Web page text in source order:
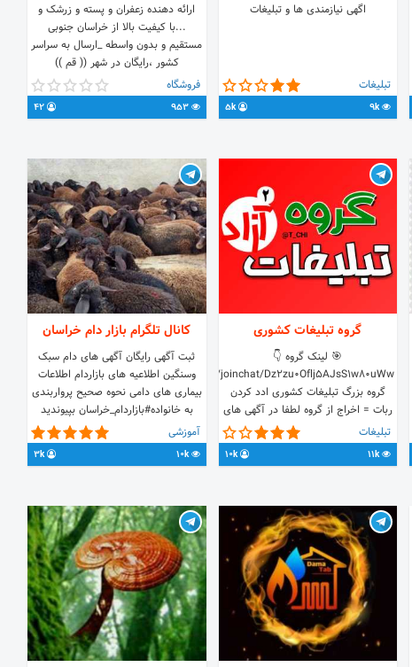
اگهی نیازمندی ها و تبلیغات
تبلیغات
9k
5k
ارائه دهنده زعفران و پسته و زرشک و
...با کیفیت بالا از خراسان جنوبی
مستقیم و بدون واسطه _ارسال به سراسر
کشور ،رایگان در شهر (( قم ))
@khatoongoltrade :سفارش
فروشگاه
953
42
گروه تبلیغات کشوری
🎯 لینک گروه 👇
https://t.me/joinchat/Dz2zu0Oflj5AJsS1w80uWw
گروه بزرگ تبلیغات کشوری ادد کردن
ربات = اخراج از گروه لطفا در آگهی های
دیگران دخالت نفرمائید
تبلیغات
11k
10k
کانال تلگرام بازار دام خراسان
ثبت آگهی رایگان آگهی های دام سبک
وسنگین اطلاعیه های بازاردام اطلاعات
بیماری های دامی نحوه صحیح پرواربندی
به خانواده#بازاردام_خراسان بپیوندید
اینستاگرام ：
https://www.instagram.com/bazar_dam
مدیریت کانال @mozafari_513 تاریخ
آموزشی
10k
3k